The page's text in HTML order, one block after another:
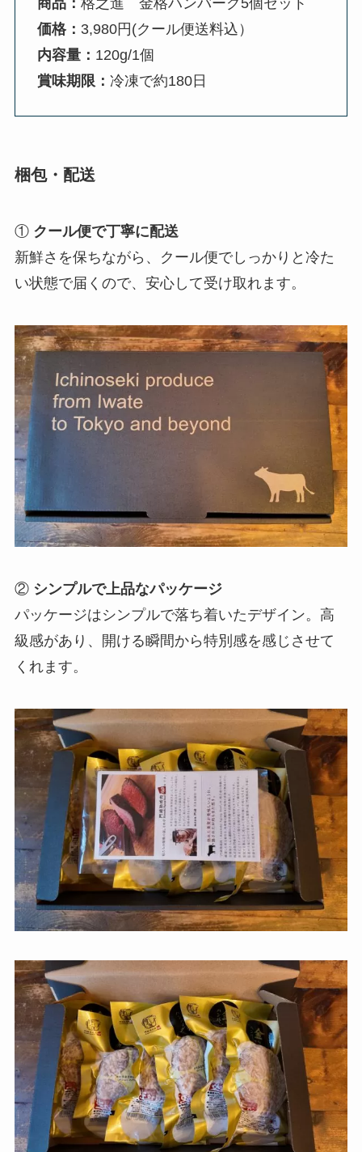
商品： 格之進 金格ハンバーグ5個セット
価格： 3,980円(クール便送料込）
内容量： 120g/1個
賞味期限： 冷凍で約180日
梱包・配送
① クール便で丁寧に配送
新鮮さを保ちながら、クール便でしっかりと冷た
い状態で届くので、安心して受け取れます。
② シンプルで上品なパッケージ
パッケージはシンプルで落ち着いたデザイン。高
級感があり、開ける瞬間から特別感を感じさせて
くれます。